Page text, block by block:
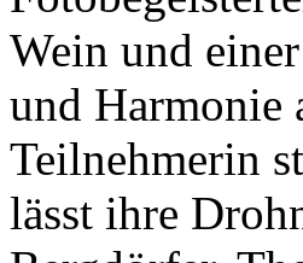
Wein und
und Harmonie
Teilnehmerin
lässt ihre